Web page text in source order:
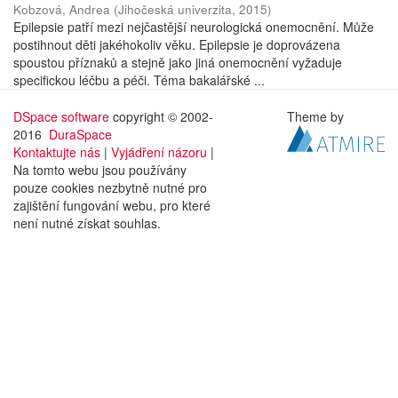
Kobzová, Andrea (Jihočeská univerzita, 2015)
Epilepsie patří mezi nejčastější neurologická onemocnění. Může
postihnout děti jakéhokoliv věku. Epilepsie je doprovázena
spoustou příznaků a stejně jako jiná onemocnění vyžaduje
specifickou léčbu a péči. Téma bakalářské ...
DSpace software copyright © 2002-
2016 DuraSpace
Kontaktujte nás | Vyjádření názoru |
Na tomto webu jsou používány
pouze cookies nezbytně nutné pro
zajištění fungování webu, pro které
není nutné získat souhlas.
Theme by